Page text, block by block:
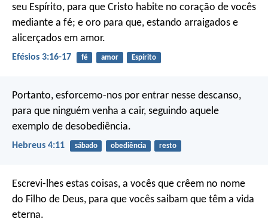
seu Espírito, para que Cristo habite no coração de vocês
mediante a fé; e oro para que, estando arraigados e
alicerçados em amor.
Efésios 3:16-17 fé amor Espírito
Portanto, esforcemo-nos por entrar nesse descanso,
para que ninguém venha a cair, seguindo aquele
exemplo de desobediência.
Hebreus 4:11 sábado obediência resto
Escrevi-lhes estas coisas, a vocês que crêem no nome
do Filho de Deus, para que vocês saibam que têm a vida
eterna.